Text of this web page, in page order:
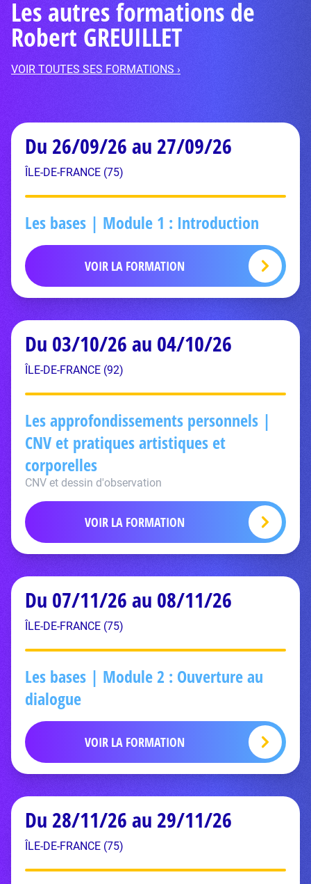
Les autres formations de
Robert GREUILLET
VOIR TOUTES SES FORMATIONS ›
Du 26/09/26 au 27/09/26
ÎLE-DE-FRANCE (75)
Les bases | Module 1 : Introduction
VOIR LA FORMATION
Du 03/10/26 au 04/10/26
ÎLE-DE-FRANCE (92)
Les approfondissements personnels |
CNV et pratiques artistiques et
corporelles
CNV et dessin d'observation
VOIR LA FORMATION
Du 07/11/26 au 08/11/26
ÎLE-DE-FRANCE (75)
Les bases | Module 2 : Ouverture au
dialogue
VOIR LA FORMATION
Du 28/11/26 au 29/11/26
ÎLE-DE-FRANCE (75)